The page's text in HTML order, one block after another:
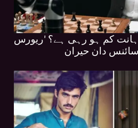
کم ہو رہی ہے؟ 'ریورس
دان حیران